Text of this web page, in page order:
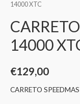
14000 XTC
14000
€129,00
CARRETO